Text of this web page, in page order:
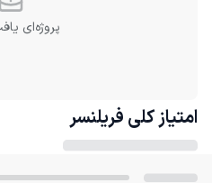
پروژه‌ای
امتیاز کلی فریلنسر